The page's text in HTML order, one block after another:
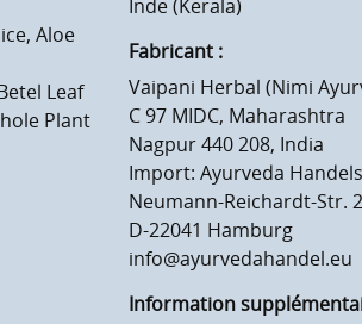
Aloe
Leaf
Plant
Inde (Kerala)
Fabricant :
Vaipani Herbal (Nimi
C 97 MIDC, Maharashtra
Nagpur 440 208, India
Import: Ayurveda
Neumann-Reichardt-Str.
D-22041 Hamburg
info@ayurvedahandel.eu
Information